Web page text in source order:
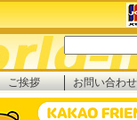
ご挨拶 お問い合わせ